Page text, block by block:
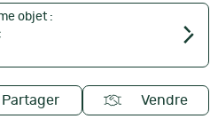
objet :
Partager Vendre